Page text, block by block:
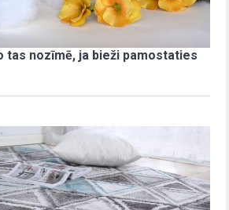
tas nozīmē, ja bieži pamostaties